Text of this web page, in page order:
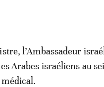
l’Ambassadeur
Arabes israéliens au